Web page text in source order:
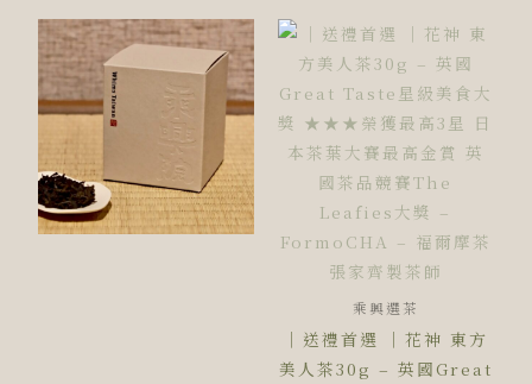
乘興選茶
｜送禮首選 ｜花神 東方
美人茶30g – 英國Great